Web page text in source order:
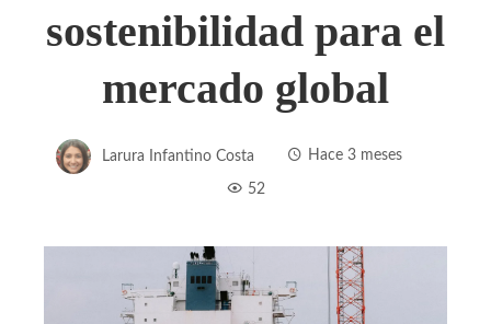
sostenibilidad para el
mercado global
Larura Infantino Costa Hace 3 meses
52